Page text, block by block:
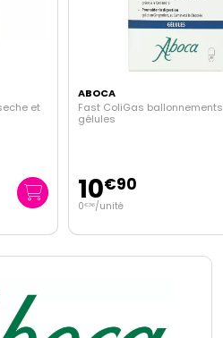
et
ABOCA
Fast ColiGas ballonnements
gélules
10€90
€36/unité